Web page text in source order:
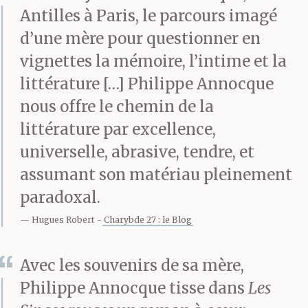
Antilles à Paris, le parcours imagé
d’une mère pour questionner en
vignettes la mémoire, l’intime et la
littérature […] Philippe Annocque
nous offre le chemin de la
littérature par excellence,
universelle, abrasive, tendre, et
assumant son matériau pleinement
paradoxal.
Hugues Robert Charybde 27 : le Blog
Avec les souvenirs de sa mère,
Philippe Annocque tisse dans Les